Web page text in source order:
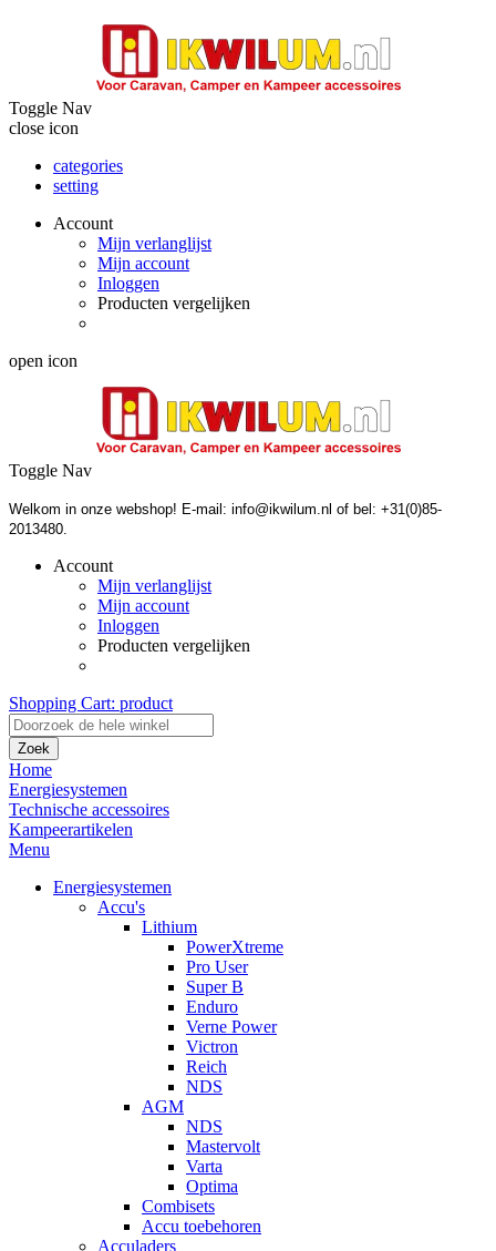
Toggle Nav
close icon
categories
setting
Account
Mijn verlanglijst
Mijn account
Inloggen
Producten vergelijken
open icon
Toggle Nav
Welkom in onze webshop! E-mail: info@ikwilum.nl of bel: +31(0)85-
2013480.
Account
Mijn verlanglijst
Mijn account
Inloggen
Producten vergelijken
Shopping Cart: product
Zoek
Home
Energiesystemen
Technische accessoires
Kampeerartikelen
Menu
Energiesystemen
Accu's
Lithium
PowerXtreme
Pro User
Super B
Enduro
Verne Power
Victron
Reich
NDS
AGM
NDS
Mastervolt
Varta
Optima
Combisets
Accu toebehoren
Acculaders